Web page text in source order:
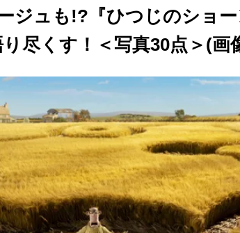
ジュも!?『ひつじのショ
尽くす！＜写真30点＞(画